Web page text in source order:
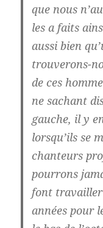
que nous
les a faits
aussi bien
trouverons-
de ces
ne sachant
gauche, il y
lorsqu’ils se
chanteurs
pourrons
font
années pour